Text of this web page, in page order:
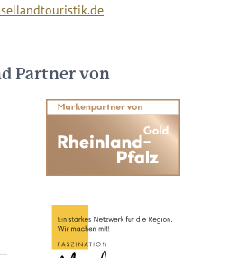
Partner von